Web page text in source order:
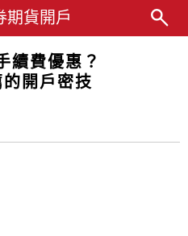
期貨開戶
續費優惠？
開戶密技